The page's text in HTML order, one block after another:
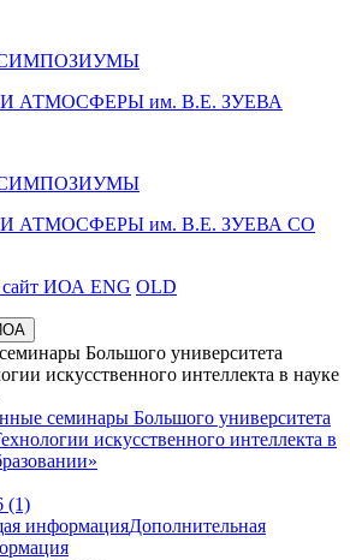
АТМОСФЕРЫ им. В.Е. ЗУЕВА
АТМОСФЕРЫ им. В.Е. ЗУЕВА СО
ИОА ENG OLD
Большого университета
искусственного интеллекта в науке
семинары Большого университета
искусственного интеллекта в
(1)
информацияДополнительная